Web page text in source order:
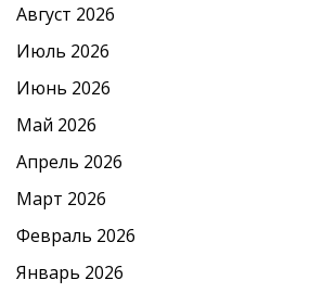
Август 2026
Июль 2026
Июнь 2026
Май 2026
Апрель 2026
Март 2026
Февраль 2026
Январь 2026